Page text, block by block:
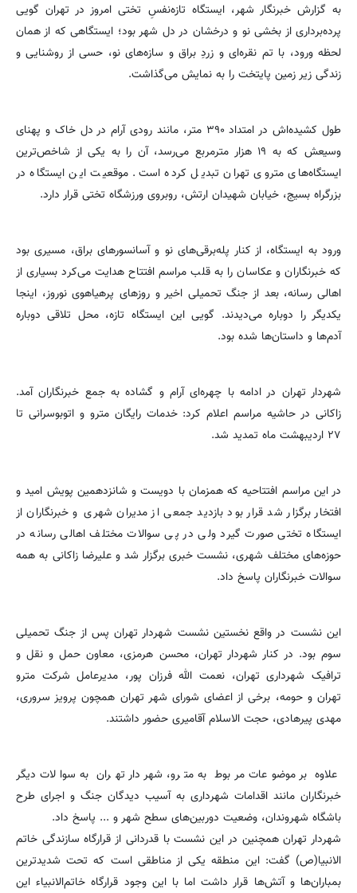
به گزارش خبرنگار شهر، ایستگاه تازه‌نفسِ تختی امروز در تهران گویی
پرده‌برداری از بخشی نو و درخشان در دل شهر بود؛ ایستگاهی که از همان
لحظه ورود، با تم نقره‌ای و زردِ براق و سازه‌های نو، حسی از روشنایی و
زندگی زیر زمین پایتخت را به نمایش می‌گذاشت.
طول کشیده‌اش در امتداد ۳۹۰ متر، مانند رودی آرام در دل خاک و پهنای
وسیعش که به ۱۹ هزار مترمربع می‌رسد، آن را به یکی از شاخص‌ترین
ایستگاه‌های متروی تهران تبدیل کرده است. موقعیت این ایستگاه در
بزرگراه بسیج، خیابان شهیدان ارتش، روبروی ورزشگاه تختی قرار دارد.
ورود به ایستگاه، از کنار پله‌برقی‌های نو و آسانسورهای براق، مسیری بود
که خبرنگاران و عکاسان را به قلب مراسم افتتاح هدایت می‌کرد بسیاری از
اهالی رسانه، بعد از جنگ تحمیلی اخیر و روزهای پرهیاهوی نوروز، اینجا
یکدیگر را دوباره می‌دیدند. گویی این ایستگاه تازه، محل تلاقی دوباره
آدم‌ها و داستان‌ها شده بود.
شهردار تهران در ادامه با چهره‌ای آرام و گشاده به جمع خبرنگاران آمد.
زاکانی در حاشیه مراسم اعلام کرد: خدمات رایگان مترو و اتوبوسرانی تا
۲۷ اردیبهشت ماه تمدید شد.
در این مراسم افتتاحیه که همزمان با دویست و شانزدهمین پویش امید و
افتخار برگزار شد قرار بود بازدید جمعی از مدیران شهری و خبرنگاران از
ایستگاه تختی صورت گیرد ولی در پی سوالات مختلف اهالی رسانه در
حوزه‌های مختلف شهری، نشست خبری برگزار شد و علیرضا زاکانی به همه
سوالات خبرنگاران پاسخ داد.
این نشست در واقع نخستین نشست شهردار تهران پس از جنگ تحمیلی
سوم بود. در کنار شهردار تهران، محسن هرمزی، معاون حمل و نقل و
ترافیک شهرداری تهران، نعمت الله فرزان پور، مدیرعامل شرکت مترو
تهران و حومه، برخی از اعضای شورای شهر تهران همچون پرویز سروری،
مهدی پیرهادی، حجت الاسلام آقامیری حضور داشتند.
علاوه بر موضوعات مربوط به مترو، شهردار تهران به سوالات دیگر
خبرنگاران مانند اقدامات شهرداری به آسیب دیدگان جنگ و اجرای طرح
باشگاه شهروندان، وضعیت دوربین‌های سطح شهر و ... پاسخ داد.
شهردار تهران همچنین در این نشست با قدردانی از قرارگاه سازندگی خاتم
الانبیا(ص) گفت: این منطقه یکی از مناطقی است که تحت شدیدترین
بمباران‌ها و آتش‌ها قرار داشت اما با این وجود قرارگاه خاتم‌الانبیاء این